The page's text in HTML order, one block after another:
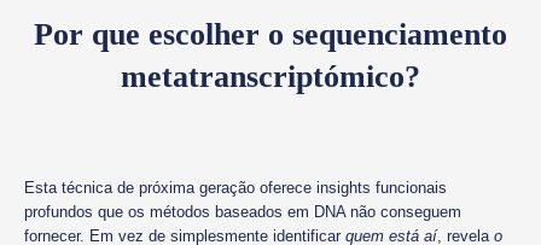
Por que escolher o sequenciamento
metatranscriptómico?
Esta técnica de próxima geração oferece insights funcionais
profundos que os métodos baseados em DNA não conseguem
fornecer. Em vez de simplesmente identificar quem está aí, revela o